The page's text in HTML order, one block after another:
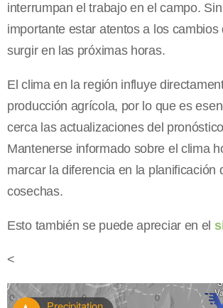
interrumpan el trabajo en el campo.
importante estar atentos a los cambios
surgir en las próximas horas.
El clima en la región influye
producción agrícola, por lo que es
cerca las actualizaciones del
Mantenerse informado sobre el clima
marcar la diferencia en la planificación
cosechas.
Esto también se puede apreciar en el
<